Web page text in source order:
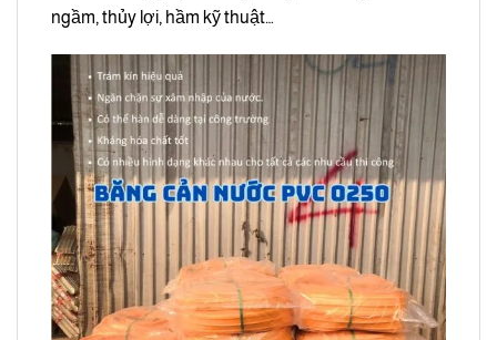
ngầm, thủy lợi, hầm kỹ thuật…